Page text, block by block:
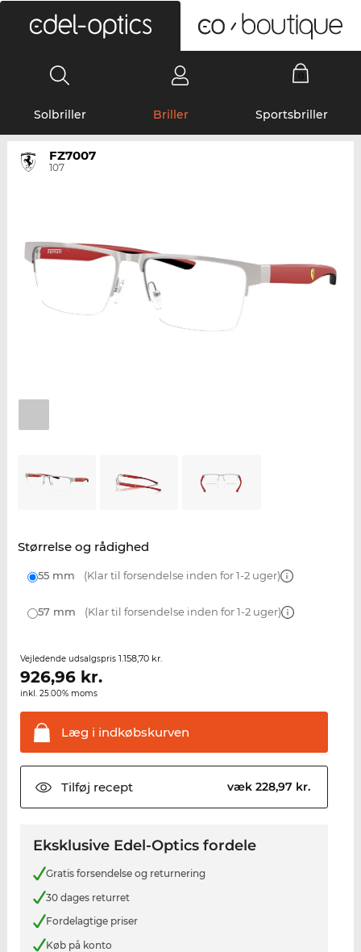
Solbriller Briller Sportsbriller
FZ7007
107
Størrelse og rådighed
55 mm (Klar til forsendelse inden for 1-2 uger)
57 mm (Klar til forsendelse inden for 1-2 uger)
Vejledende udsalgspris 1.158,70 kr.
926,96kr.
inkl. 25.00% moms
Læg i indkøbskurven
Tilføj recept væk 228,97 kr.
Eksklusive Edel-Optics fordele
Gratis forsendelse og returnering
30 dages returret
Fordelagtige priser
Køb på konto